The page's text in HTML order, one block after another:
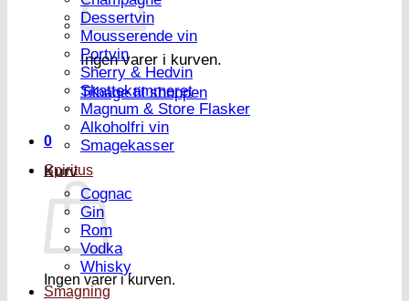
Ingen varer i kurven.
Tilbage til shoppen
0
Kurv
Ingen varer i kurven.
Dessertvin
Mousserende vin
Portvin
Sherry & Hedvin
Skattekammeret
Magnum & Store Flasker
Alkoholfri vin
Smagekasser
Spiritus
Cognac
Gin
Rom
Vodka
Whisky
Smagning